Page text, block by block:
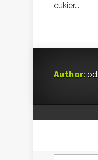
cukier...
Author:
Szukaj: